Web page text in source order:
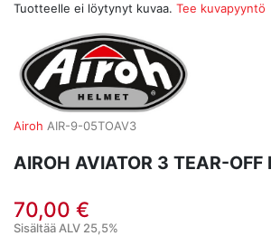
Tuotteelle ei löytynyt kuvaa. Tee kuvapyyntö
Airoh AIR-9-05TOAV3
AIROH AVIATOR 3 TEAR-OFF
70,00 €
Sisältää ALV 25,5%